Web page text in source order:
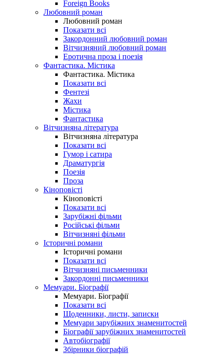
Foreign Books
Любовний роман
Любовний роман
Показати всі
Закордонний любовний роман
Вітчизняний любовний роман
Еротична проза і поезія
Фантастика. Містика
Фантастика. Містика
Показати всі
Фентезі
Жахи
Містика
Фантастика
Вітчизняна література
Вітчизняна література
Показати всі
Гумор і сатира
Драматургія
Поезія
Проза
Кіноповісті
Кіноповісті
Показати всі
Зарубіжні фільми
Російські фільми
Вітчизняні фільми
Історичні романи
Історичні романи
Показати всі
Вітчизняні письменники
Закордонні письменники
Мемуари. Біографії
Мемуари. Біографії
Показати всі
Щоденники, листи, записки
Мемуари зарубіжних знаменитостей
Біографії зарубіжних знаменитостей
Автобіографії
Збірники біографій